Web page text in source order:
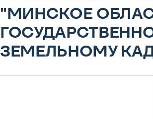
"МИНСКОЕ
ЗЕМЕЛЬНОМУ